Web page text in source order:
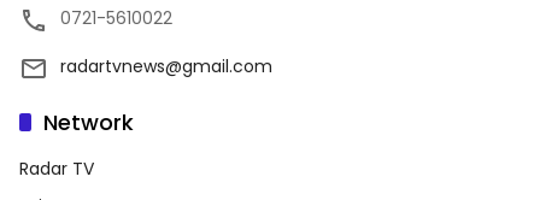
0721-5610022
radartvnews@gmail.com
Network
Radar TV